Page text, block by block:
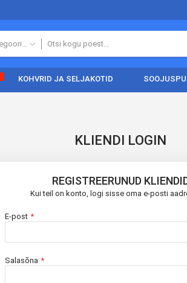
Kõik kategooriad
KOHVRID JA SELJAKOTID
KLIENDI LOGIN
REGISTREERUNUD
Kui teil on konto, logi sisse oma e-posti
E-post
Salasõna